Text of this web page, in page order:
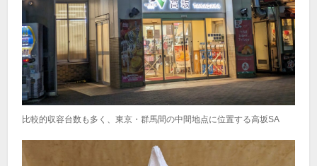
比較的収容台数も多く、東京・群馬間の中間地点に位置する高坂SA